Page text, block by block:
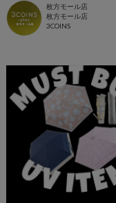
枚方モール店
枚方モール店
3COINS